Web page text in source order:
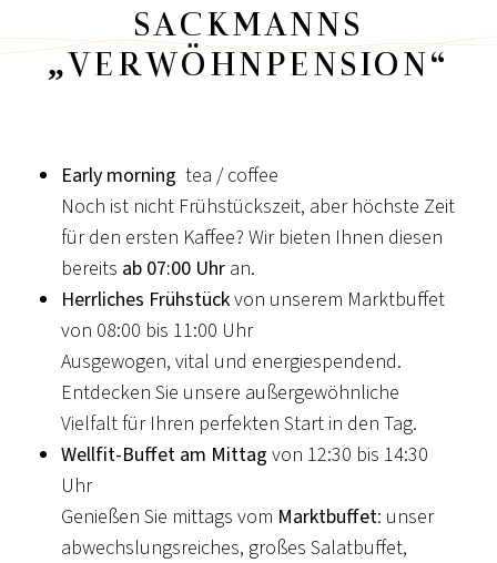
SACKMANNS
„VERWÖHNPENSION“
Early morning tea / coffee
Noch ist nicht Frühstückszeit, aber höchste Zeit
für den ersten Kaffee? Wir bieten Ihnen diesen
bereits ab 07:00 Uhr an.
Herrliches Frühstückvon unserem Marktbuffet
von 08:00 bis 11:00 Uhr
Ausgewogen, vital und energiespendend.
Entdecken Sie unsere außergewöhnliche
Vielfalt für Ihren perfekten Start in den Tag.
Wellfit-Buffet am Mittag von 12:30 bis 14:30
Uhr
Genießen Sie mittags vom Marktbuffet: unser
abwechslungsreiches, großes Salatbuffet,